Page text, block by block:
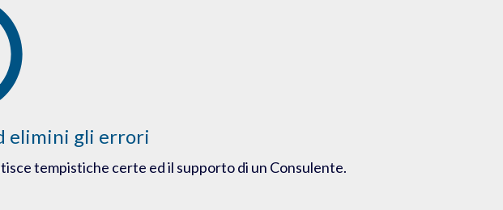
elimini gli errori
tempistiche certe ed il supporto di un Consulente.